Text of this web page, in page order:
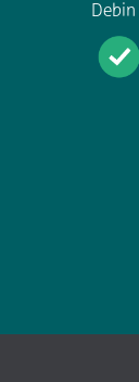
Debin